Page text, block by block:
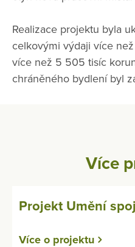
Realizace projektu byla
celkovými výdaji více
více než 5 505 tisíc
chráněného bydlení byl
Více
Projekt Umění
Více o projektu